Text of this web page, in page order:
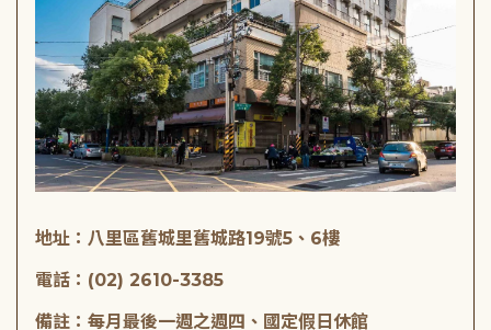
地址：八里區舊城里舊城路19號5、6樓
電話：(02) 2610-3385
備註：每月最後一週之週四、國定假日休館